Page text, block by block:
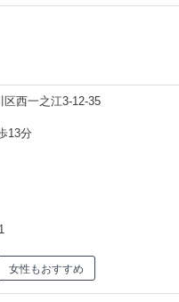
区西一之江3-12-35
13分
女性もおすすめ